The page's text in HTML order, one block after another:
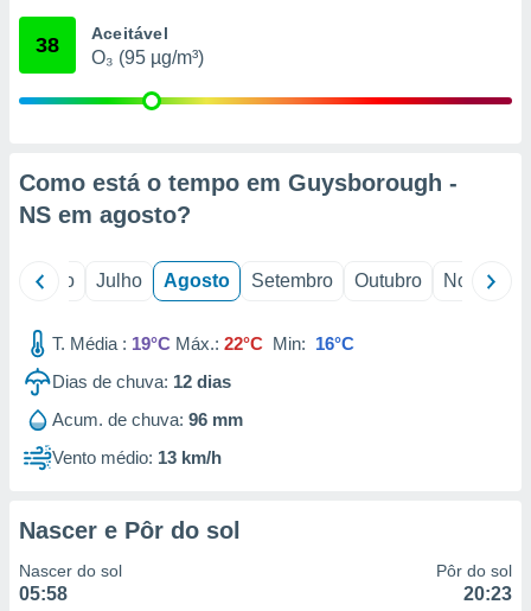
através
1199
38 Aceitável
O₃ (95 µg/m³)
Como está o tempo em Guysborough -
NS em agosto?
Junho Julho Agosto Setembro Outubro Novembro
T. Média : 19°C Máx.: 22°C Min: 16°C
Dias de chuva: 12 dias
Acum. de chuva: 96 mm
Vento médio: 13 km/h
Nascer e Pôr do sol
Nascer do sol
05:58
Pôr do sol
20:23